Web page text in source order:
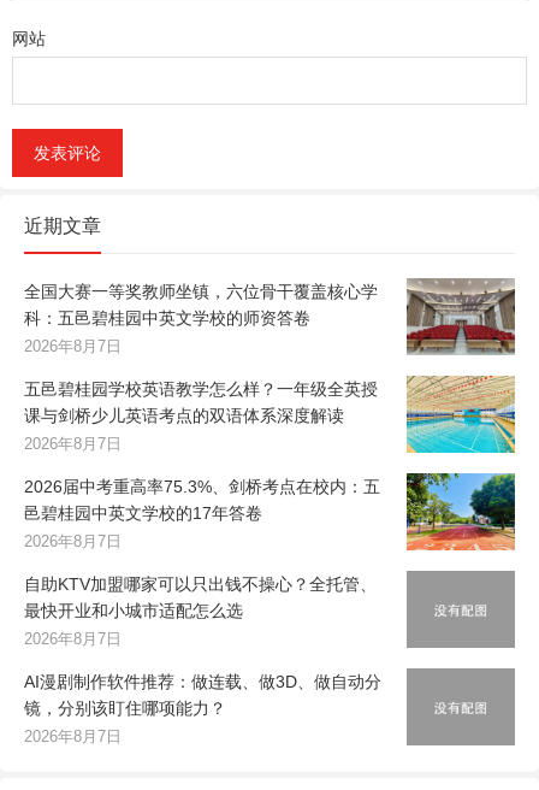
网站
近期文章
全国大赛一等奖教师坐镇，六位骨干覆盖核心学
科：五邑碧桂园中英文学校的师资答卷
2026年8月7日
五邑碧桂园学校英语教学怎么样？一年级全英授
课与剑桥少儿英语考点的双语体系深度解读
2026年8月7日
2026届中考重高率75.3%、剑桥考点在校内：五
邑碧桂园中英文学校的17年答卷
2026年8月7日
自助KTV加盟哪家可以只出钱不操心？全托管、
最快开业和小城市适配怎么选
2026年8月7日
AI漫剧制作软件推荐：做连载、做3D、做自动分
镜，分别该盯住哪项能力？
2026年8月7日